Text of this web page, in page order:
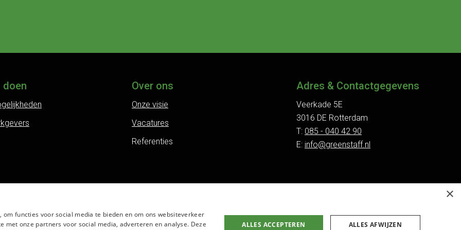
doen Over ons
Onze visie
Vacatures
Referenties
Adres & Contactgegevens
Veerkade 5E
3016 DE Rotterdam
T: 085 - 040 42 90
E: info@greenstaff.nl
×
functies voor social media te bieden en om ons websiteverkeer
onze partners voor social media, adverteren en analyse. Deze
ALLES ACCEPTEREN ALLES AFWIJZEN